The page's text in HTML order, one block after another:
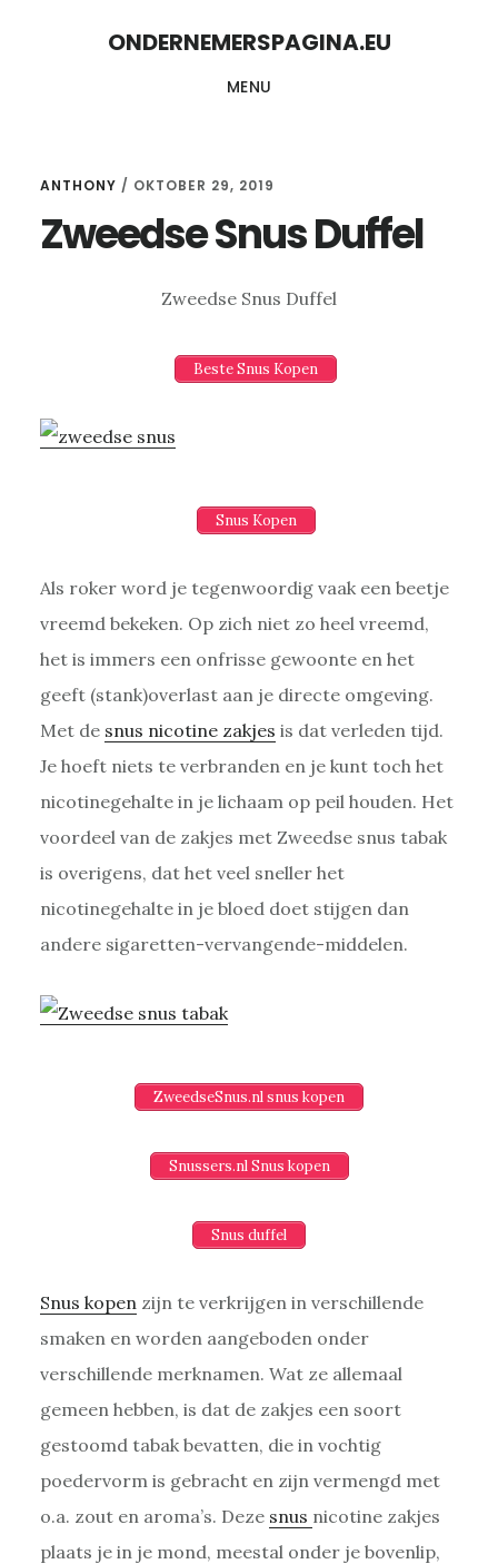
ONDERNEMERSPAGINA.EU
MENU
ANTHONY / OKTOBER 29, 2019
Zweedse Snus Duffel
Zweedse Snus Duffel
Beste Snus Kopen
Snus Kopen
Als roker word je tegenwoordig vaak een beetje
vreemd bekeken. Op zich niet zo heel vreemd,
het is immers een onfrisse gewoonte en het
geeft (stank)overlast aan je directe omgeving.
Met de snus nicotine zakjes is dat verleden tijd.
Je hoeft niets te verbranden en je kunt toch het
nicotinegehalte in je lichaam op peil houden. Het
voordeel van de zakjes met Zweedse snus tabak
is overigens, dat het veel sneller het
nicotinegehalte in je bloed doet stijgen dan
andere sigaretten-vervangende-middelen.
ZweedseSnus.nl snus kopen
Snussers.nl Snus kopen
Snus duffel
Snus kopen zijn te verkrijgen in verschillende
smaken en worden aangeboden onder
verschillende merknamen. Wat ze allemaal
gemeen hebben, is dat de zakjes een soort
gestoomd tabak bevatten, die in vochtig
poedervorm is gebracht en zijn vermengd met
o.a. zout en aroma’s. Deze snus nicotine zakjes
plaats je in je mond, meestal onder je bovenlip,